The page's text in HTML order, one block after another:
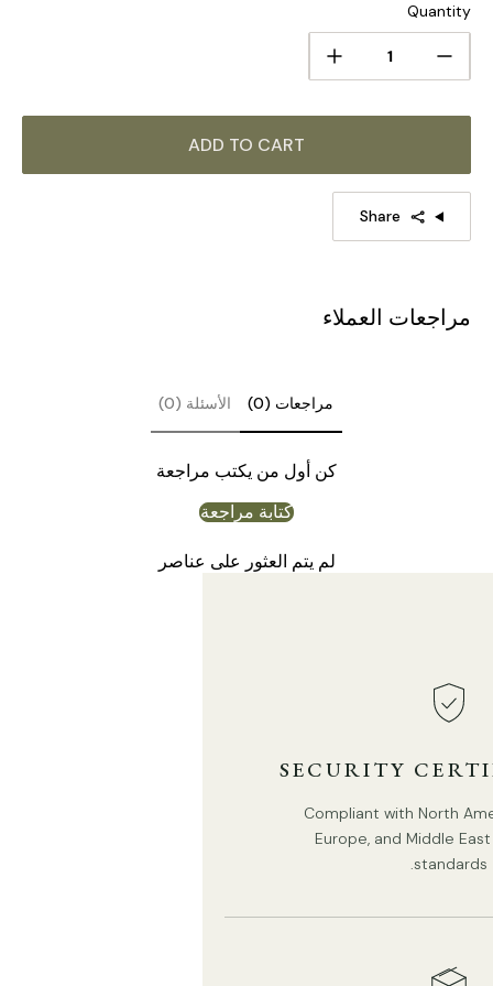
الحجم القياسي (في الصورة)
بوصة × الارتفاع 66.3 بوصة
Quantity
ADD TO CART
Share
مراجعات العملاء
مراجعات (0) الأسئلة (0)
كن أول من يكتب مراجعة
كتابة مراجعة
لم يتم العثور على عناصر
SECURITY
Compliant with North
Europe, and Middle
standards.